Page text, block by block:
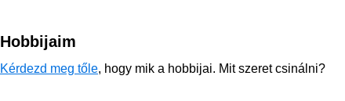
Hobbijaim
Kérdezd meg tőle, hogy mik a hobbijai. Mit szeret csinálni?